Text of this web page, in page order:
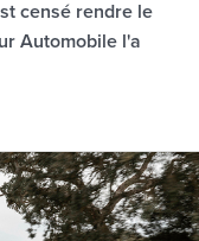
censé rendre le
Automobile l'a